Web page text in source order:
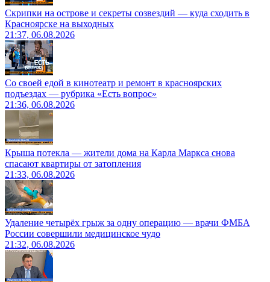
Скрипки на острове и секреты созвездий — куда сходить в
Красноярске на выходных
21:37, 06.08.2026
Со своей едой в кинотеатр и ремонт в красноярских
подъездах — рубрика «Есть вопрос»
21:36, 06.08.2026
Крыша потекла — жители дома на Карла Маркса снова
спасают квартиры от затопления
21:33, 06.08.2026
Удаление четырёх грыж за одну операцию — врачи ФМБА
России совершили медицинское чудо
21:32, 06.08.2026